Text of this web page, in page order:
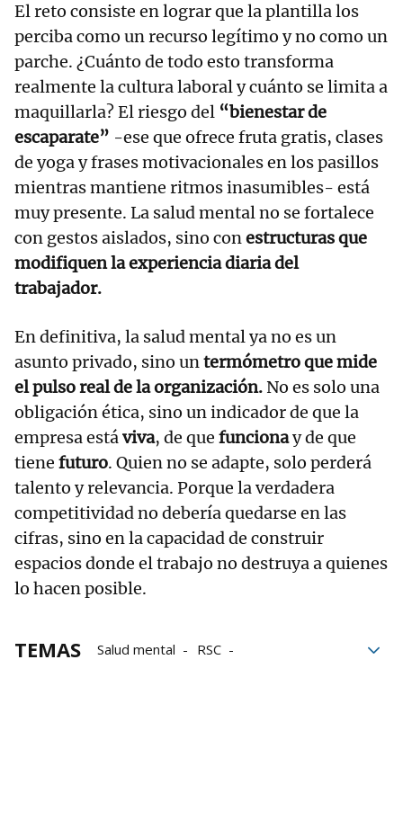
El reto consiste en lograr que la plantilla los
perciba como un recurso legítimo y no como un
parche. ¿Cuánto de todo esto transforma
realmente la cultura laboral y cuánto se limita a
maquillarla? El riesgo del “bienestar de
escaparate” -ese que ofrece fruta gratis, clases
de yoga y frases motivacionales en los pasillos
mientras mantiene ritmos inasumibles- está
muy presente. La salud mental no se fortalece
con gestos aislados, sino conestructuras que
modifiquen la experiencia diaria del
trabajador.
En definitiva, la salud mental ya no es un
asunto privado, sino untermómetro que mide
el pulso real de la organización. No es solo una
obligación ética, sino un indicador de que la
empresa estáviva, de que funcionay de que
tiene futuro. Quien no se adapte, solo perderá
talento y relevancia. Porque la verdadera
competitividad no debería quedarse en las
cifras, sino en la capacidad de construir
espacios donde el trabajo no destruya a quienes
lo hacen posible.
TEMAS Salud mental
RSC